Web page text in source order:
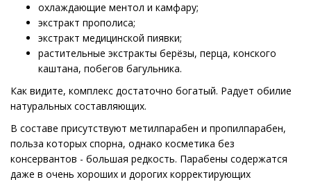
охлаждающие ментол и камфару;
экстракт прополиса;
экстракт медицинской пиявки;
растительные экстракты берёзы, перца, конского
каштана, побегов багульника.
Как видите, комплекс достаточно богатый. Радует обилие
натуральных составляющих.
В составе присутствуют метилпарабен и пропилпарабен,
польза которых спорна, однако косметика без
консервантов - большая редкость. Парабены содержатся
даже в очень хороших и дорогих корректирующих